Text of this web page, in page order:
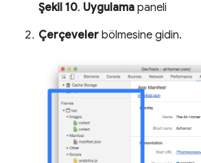
Şekil 10. Uygulama paneli
Çerçeveler bölmesine gidin.